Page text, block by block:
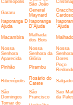
Carmópolis
São João
Gararu
General
Maynard
Graccho
Cardoso
Itaporanga D
Ajuda
Itaporanga
D'Ajuda
´Ajuda
Macambira
Malhada
dos Bois
Nossa
Senhora
Aparecida
Nossa
Senhora da
Glória
Nossa
Dores
Pinhão Pirambu
Poço
Ribeirópolis
Rosário do
Catete
Salgado
São
Domingos
São
Francisco
Sao
da
Tomar do